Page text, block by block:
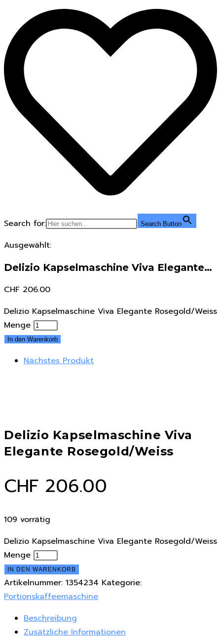
Search for: Search Button
Ausgewählt:
Delizio Kapselmaschine Viva Elegante…
CHF 206.00
Delizio Kapselmaschine Viva Elegante Rosegold/Weiss
Menge
In den Warenkorb
Nächstes Produkt
Delizio Kapselmaschine Viva
Elegante Rosegold/Weiss
CHF 206.00
109 vorrätig
Delizio Kapselmaschine Viva Elegante Rosegold/Weiss
Menge
IN DEN WARENKORB
Artikelnummer: 1354234 Kategorie:
Portionskaffeemaschine
Beschreibung
Zusätzliche Informationen